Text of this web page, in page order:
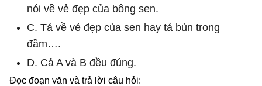
nói về vẻ đẹp của bông sen.
C. Tả về vẻ đẹp của sen hay tả bùn trong
đầm….
D. Cả A và B đều đúng.
Đọc đoạn văn và trả lời câu hỏi: